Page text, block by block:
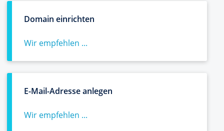
Domain einrichten
Wir empfehlen ...
E-Mail-Adresse anlegen
Wir empfehlen ...